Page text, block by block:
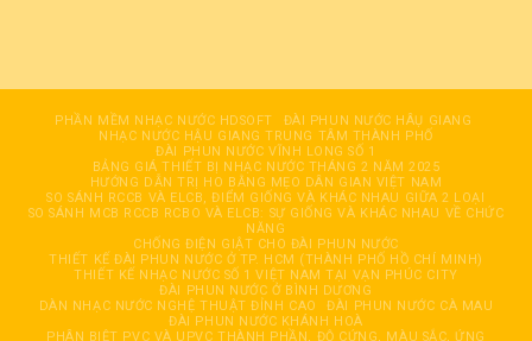
PHẦN MỀM NHẠC NƯỚC HDSOFT
ĐÀI PHUN NƯỚC HÂỤ GIANG
NHẠC NƯỚC HẬU GIANG TRUNG TÂM THÀNH PHỐ
ĐÀI PHUN NƯỚC VĨNH LONG SỐ 1
BẢNG GIÁ THIẾT BỊ NHẠC NƯỚC THÁNG 2 NĂM 2025
HƯỚNG DẪN TRỊ HO BẰNG MẸO DÂN GIAN VIỆT NAM
SO SÁNH RCCB VÀ ELCB, ĐIỂM GIỐNG VÀ KHÁC NHAU GIỮA 2 LOẠI
SO SÁNH MCB RCCB RCBO VÀ ELCB: SỰ GIỐNG VÀ KHÁC NHAU VỀ CHỨC
NĂNG
CHỐNG ĐIỆN GIẬT CHO ĐÀI PHUN NƯỚC
THIẾT KẾ ĐÀI PHUN NƯỚC Ở TP. HCM (THÀNH PHỐ HỒ CHÍ MINH)
THIẾT KẾ NHẠC NƯỚC SỐ 1 VIỆT NAM TẠI VẠN PHÚC CITY
ĐÀI PHUN NƯỚC Ở BÌNH DƯƠNG
DÀN NHẠC NƯỚC NGHỆ THUẬT ĐỈNH CAO
ĐÀI PHUN NƯỚC CÀ MAU
ĐÀI PHUN NƯỚC KHÁNH HOÀ
PHÂN BIỆT PVC VÀ UPVC THÀNH PHẦN, ĐỘ CỨNG, MÀU SẮC, ỨNG